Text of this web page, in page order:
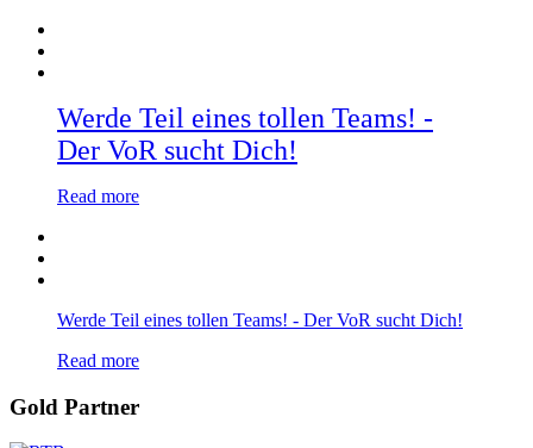
Werde Teil eines tollen Teams! -
Der VoR sucht Dich!
Read more
Werde Teil eines tollen Teams! - Der VoR sucht Dich!
Read more
Gold Partner